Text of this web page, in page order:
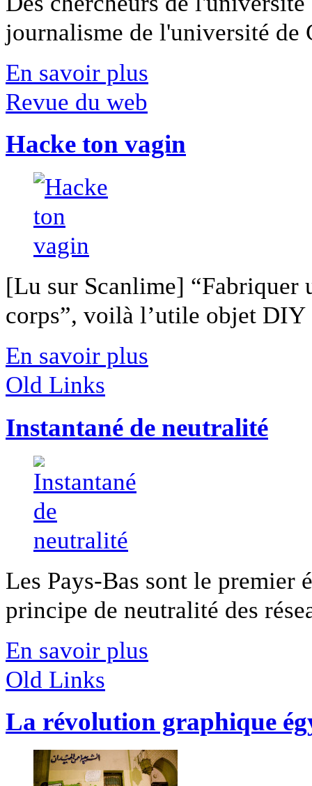
journalisme de l'université
En savoir plus
Revue du web
Hacke ton vagin
[Lu sur Scanlime] “Fabriquer
corps”, voilà l’utile objet
En savoir plus
Old Links
Instantané de neutralité
Les Pays-Bas sont le premier
principe de neutralité des
En savoir plus
Old Links
La révolution graphique